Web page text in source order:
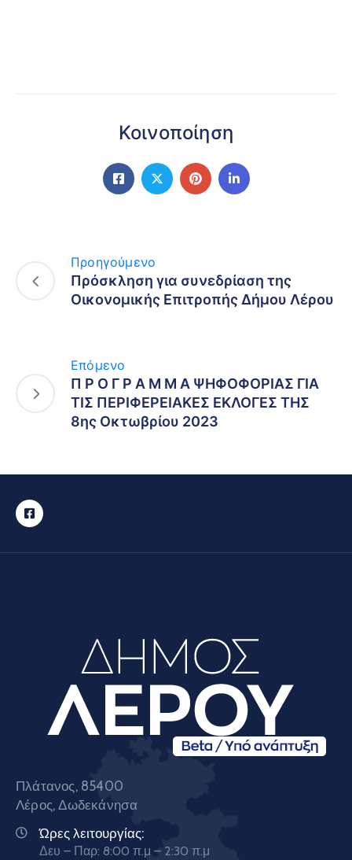
Κοινοποίηση
Προηγούμενο
Πρόσκληση για συνεδρίαση της
Οικονομικής Επιτροπής Δήμου Λέρου
Επόμενο
Π Ρ Ο Γ Ρ Α Μ Μ Α ΨΗΦΟΦΟΡΙΑΣ ΓΙΑ
ΤΙΣ ΠΕΡΙΦΕΡΕΙΑΚΕΣ ΕΚΛΟΓΕΣ ΤΗΣ
8ης Οκτωβρίου 2023
Πλάτανος, 85400
Λέρος, Δωδεκάνησα
Ώρες λειτουργίας:
Δευ – Παρ: 8:00 π.μ – 2:30 π.μ